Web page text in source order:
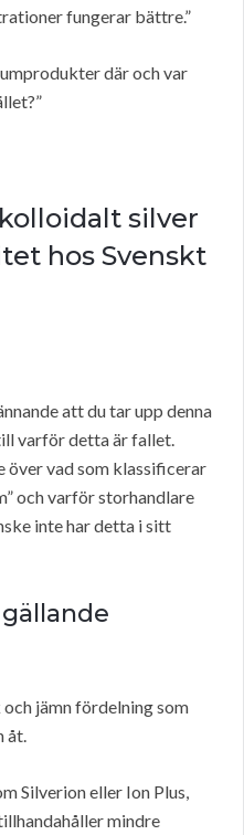
fungerar bättre.”
där och var
silver
hos Svenskt
att du tar upp denna
varför detta är fallet.
över vad som klassificerar
och varför storhandlare
inte har detta i sitt
jämn fördelning som
åt.
Silverion eller Ion Plus,
mindre